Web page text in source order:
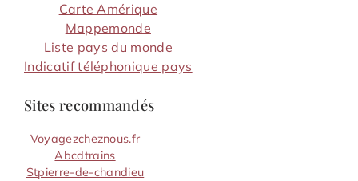
Carte Amérique
Mappemonde
Liste pays du monde
Indicatif téléphonique pays
Sites recommandés
Voyagezcheznous.fr
Abcdtrains
Stpierre-de-chandieu